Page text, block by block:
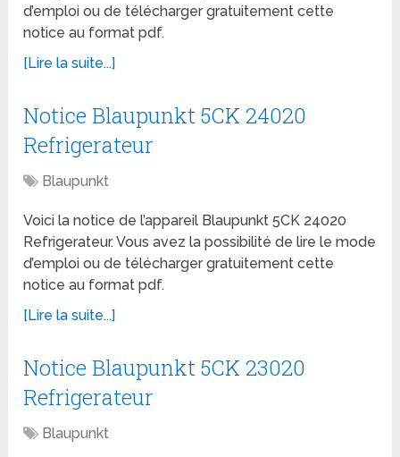
d’emploi ou de télécharger gratuitement cette
notice au format pdf.
[Lire la suite...]
Notice Blaupunkt 5CK 24020
Refrigerateur
Blaupunkt
Voici la notice de l’appareil Blaupunkt 5CK 24020
Refrigerateur. Vous avez la possibilité de lire le mode
d’emploi ou de télécharger gratuitement cette
notice au format pdf.
[Lire la suite...]
Notice Blaupunkt 5CK 23020
Refrigerateur
Blaupunkt